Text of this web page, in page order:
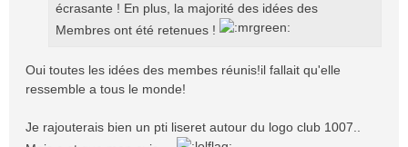
écrasante ! En plus, la majorité des idées des
Membres ont été retenues !
Oui toutes les idées des membes réunis!il fallait qu'elle
ressemble a tous le monde!
Je rajouterais bien un pti liseret autour du logo club 1007..